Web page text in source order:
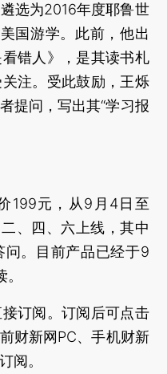
为2016年度耶鲁世
国游学。此前，他出
错人》，是其读书札
注。受此鼓励，王烁
提问，写出其“学习报
199元，从9月4日至
、四、六上线，其中
问。目前产品已经于9
接订阅。订阅后可点击
财新网PC、手机财新
阅。